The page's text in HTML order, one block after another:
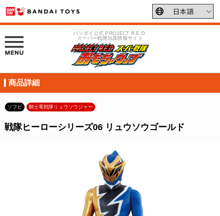
バンダイ公式 PROJECT R.E.D.
スーパー戦隊玩具情報サイト
商品詳細
ソフビ 騎士竜戦隊リュウソウジャー
戦隊ヒーローシリーズ06 リュウソウゴールド